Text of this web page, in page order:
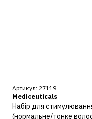
Артикул: 27119
Mediceuticals
Набір для
(нормальне/тонке